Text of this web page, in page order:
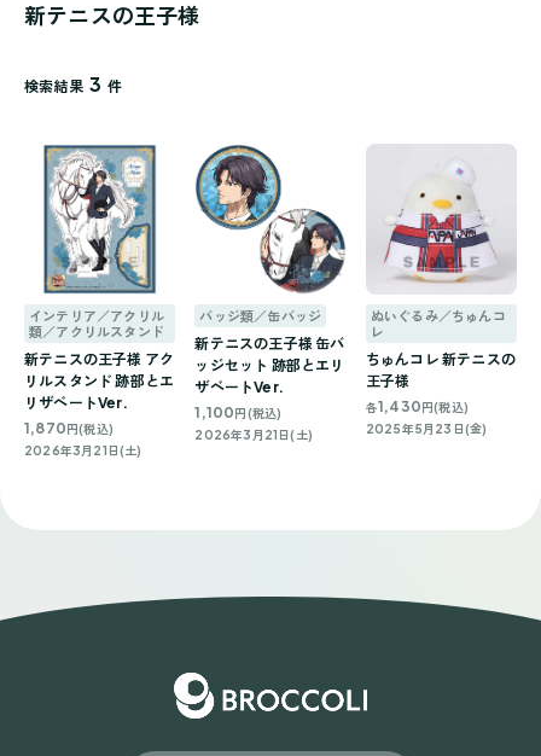
新テニスの王子様
検索結果 3 件
インテリア／アクリル
類／アクリルスタンド
新テニスの王子様 アク
リルスタンド 跡部とエ
リザベートVer.
1,870円(税込)
2026年3月21日(土)
バッジ類／缶バッジ
新テニスの王子様 缶バ
ッジセット 跡部とエリ
ザベートVer.
1,100円(税込)
2026年3月21日(土)
ぬいぐるみ／ちゅんコ
レ
ちゅんコレ 新テニスの
王子様
各1,430円(税込)
2025年5月23日(金)